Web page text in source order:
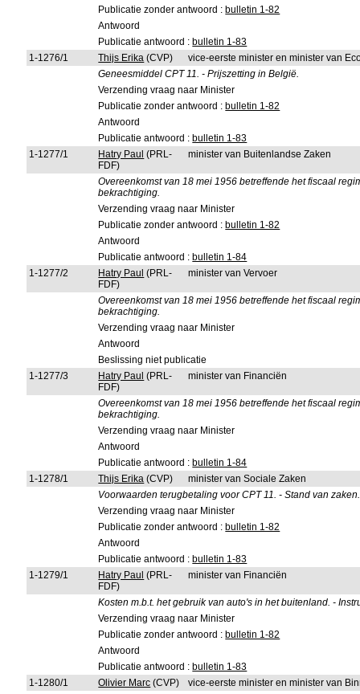
Publicatie zonder antwoord : bulletin 1-82
Antwoord
Publicatie antwoord : bulletin 1-83
1-1276/1
Thijs Erika (CVP)
vice-eerste minister en minister van
Geneesmiddel CPT 11. - Prijszetting in België.
Verzending vraag naar Minister
Publicatie zonder antwoord : bulletin 1-82
Antwoord
Publicatie antwoord : bulletin 1-83
1-1277/1
Hatry Paul (PRL-
FDF)
minister van Buitenlandse Zaken
Overeenkomst van 18 mei 1956 betreffende het fiscaal
bekrachtiging.
Verzending vraag naar Minister
Publicatie zonder antwoord : bulletin 1-82
Antwoord
Publicatie antwoord : bulletin 1-84
1-1277/2
Hatry Paul (PRL-
FDF)
minister van Vervoer
Overeenkomst van 18 mei 1956 betreffende het fiscaal
bekrachtiging.
Verzending vraag naar Minister
Antwoord
Beslissing niet publicatie
1-1277/3
Hatry Paul (PRL-
FDF)
minister van Financiën
Overeenkomst van 18 mei 1956 betreffende het fiscaal
bekrachtiging.
Verzending vraag naar Minister
Antwoord
Publicatie antwoord : bulletin 1-84
1-1278/1
Thijs Erika (CVP)
minister van Sociale Zaken
Voorwaarden terugbetaling voor CPT 11. - Stand van zaken.
Verzending vraag naar Minister
Publicatie zonder antwoord : bulletin 1-82
Antwoord
Publicatie antwoord : bulletin 1-83
1-1279/1
Hatry Paul (PRL-
FDF)
minister van Financiën
Kosten m.b.t. het gebruik van auto's in het buitenland. -
Verzending vraag naar Minister
Publicatie zonder antwoord : bulletin 1-82
Antwoord
Publicatie antwoord : bulletin 1-83
1-1280/1
Olivier Marc (CVP)
vice-eerste minister en minister van